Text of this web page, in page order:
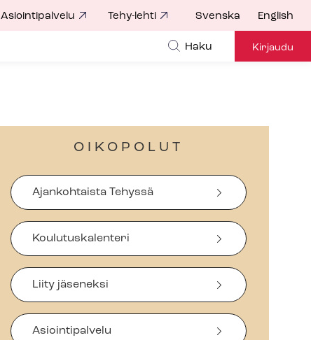
Asiointipalvelu Tehy-lehti Svenska English
Haku Kirjaudu
OIKOPOLUT
Ajankohtaista Tehyssä
Koulutuskalenteri
Liity jäseneksi
Asiointipalvelu